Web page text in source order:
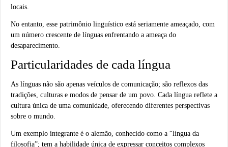
locais.
No entanto, esse patrimônio linguístico está seriamente ameaçado, com
um número crescente de línguas enfrentando a ameaça do
desaparecimento.
Particularidades de cada língua
As línguas não são apenas veículos de comunicação; são reflexos das
tradições, culturas e modos de pensar de um povo. Cada língua reflete a
cultura única de uma comunidade, oferecendo diferentes perspectivas
sobre o mundo.
Um exemplo integrante é o alemão, conhecido como a “língua da
filosofia”; tem a habilidade única de expressar conceitos complexos